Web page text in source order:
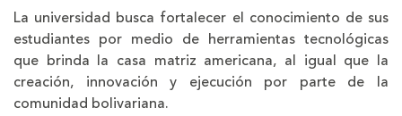
La universidad busca fortalecer el conocimiento de sus
estudiantes por medio de herramientas tecnológicas
que brinda la casa matriz americana, al igual que la
creación, innovación y ejecución por parte de la
comunidad bolivariana.